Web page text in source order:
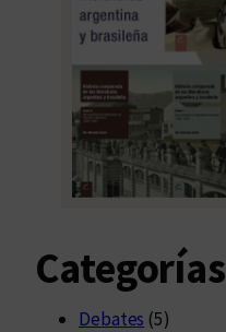
Categorías
Debates (5)